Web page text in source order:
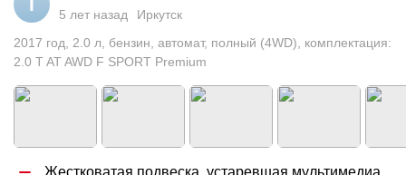
5 лет назад
Иркутск
2017 год 2.0 л бензин автомат, полный (4WD)
комплектация:
2.0 T AT AWD F SPORT Premium
Жестковатая подвеска, устаревшая мультимедиа